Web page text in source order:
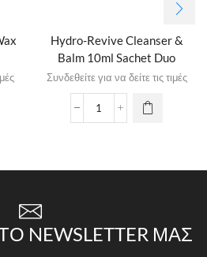
Hydro-Revive Cleanser &
Balm 10ml Sachet Duo
Συνδεθείτε για να δείτε τις τιμές
NEWSLETTER ΜΑΣ